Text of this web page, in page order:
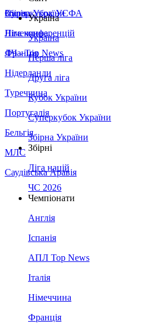
Збірна України
Італія
Німеччина
Франція
Нідерланди
Туреччина
Португалія
Бельгія
МЛС
Саудівська Аравія
Суперкубок УЄФА
Ліга конференцій
ЛЧ - Top News
Україна
Україна
Перша ліга
Друга ліга
Кубок України
Суперкубок України
Збірна України
Збірні
Ліга націй
ЧС 2026
Чемпіонати
Англія
Іспанія
АПЛ Top News
Італія
Німеччина
Франція